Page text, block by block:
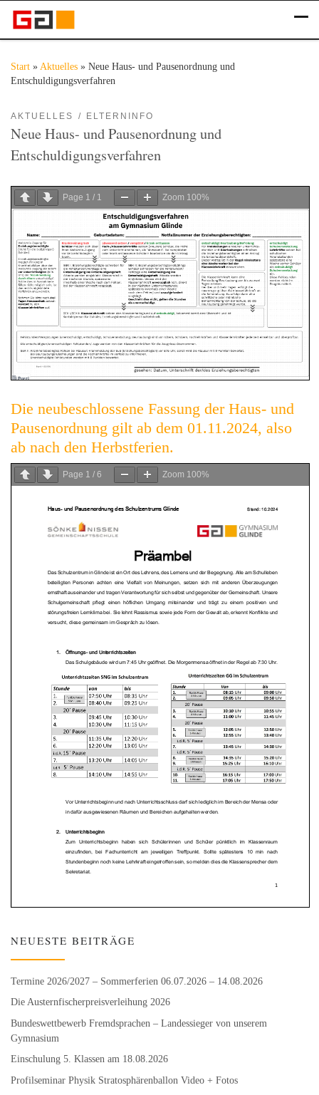
Zum Inhalt springen
Start » Aktuelles » Neue Haus- und Pausenordnung und
Entschuldigungsverfahren
AKTUELLES ELTERNINFO
Neue Haus- und Pausenordnung und
Entschuldigungsverfahren
Page 1 / 1 Zoom 100%
Die neubeschlossene Fassung der Haus- und
Pausenordnung gilt ab dem 01.11.2024, also
ab nach den Herbstferien.
Page 1 / 6 Zoom 100%
NEUESTE BEITRÄGE
Termine 2026/2027 – Sommerferien 06.07.2026 – 14.08.2026
Die Austernfischer­preisverleihung 2026
Bundeswett­bewerb Fremdsprachen – Landessieger von unserem
Gymnasium
Einschulung 5. Klassen am 18.08.2026
Profilseminar Physik Stratosphären­ballon Video + Fotos